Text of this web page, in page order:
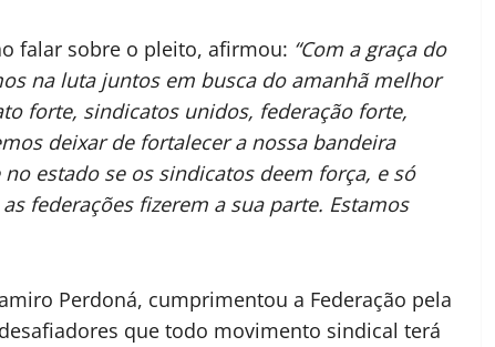
falar sobre o pleito, afirmou: “Com a graça do
na luta juntos em busca do amanhã melhor
forte, sindicatos unidos, federação forte,
deixar de fortalecer a nossa bandeira
estado se os sindicatos deem força, e só
federações fizerem a sua parte. Estamos
Perdoná, cumprimentou a Federação pela
que todo movimento sindical terá